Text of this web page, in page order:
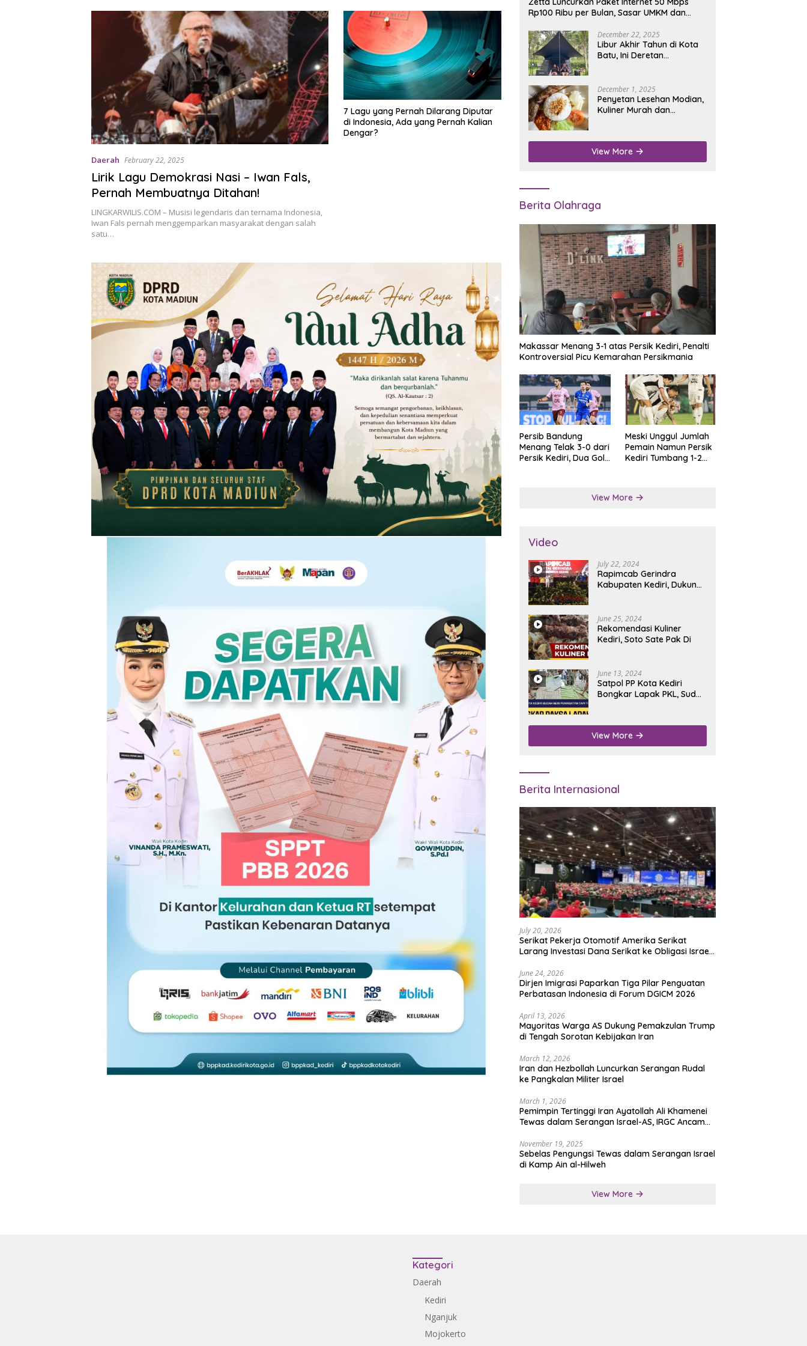
Daerah February 22, 2025
Lirik Lagu Demokrasi Nasi – Iwan Fals,
Pernah Membuatnya Ditahan!
LINGKARWILIS.COM – Musisi legendaris dan ternama Indonesia,
Iwan Fals pernah menggemparkan masyarakat dengan salah
satu…
7 Lagu yang Pernah Dilarang Diputar
di Indonesia, Ada yang Pernah Kalian
Dengar?
Rp100 Ribu per Bulan, Sasar UMKM dan
December 22, 2025
Libur Akhir Tahun di Kota
Batu, Ini Deretan
December 1, 2025
Penyetan Lesehan Modian,
Kuliner Murah dan
Nganjuk
View More
Berita Olahraga
Makassar Menang 3-1 atas Persik Kediri, Penalti
Kontroversial Picu Kemarahan Persikmania
Persib Bandung
Menang Telak 3-0 dari
Persik Kediri, Dua Gol
Meski Unggul Jumlah
Pemain Namun Persik
Kediri Tumbang 1-2
View More
Video
July 22, 2024
Rapimcab Gerindra
Kabupaten Kediri, Dukung
June 25, 2024
Rekomendasi Kuliner
Kediri, Soto Sate Pak Di
June 13, 2024
Satpol PP Kota Kediri
Bongkar Lapak PKL, Sudah
View More
Berita Internasional
July 20, 2026
Serikat Pekerja Otomotif Amerika Serikat
Larang Investasi Dana Serikat ke Obligasi Israel,
June 24, 2026
Dirjen Imigrasi Paparkan Tiga Pilar Penguatan
Perbatasan Indonesia di Forum DGICM 2026
April 13, 2026
Mayoritas Warga AS Dukung Pemakzulan Trump
di Tengah Sorotan Kebijakan Iran
March 12, 2026
Iran dan Hezbollah Luncurkan Serangan Rudal
ke Pangkalan Militer Israel
March 1, 2026
Pemimpin Tertinggi Iran Ayatollah Ali Khamenei
Tewas dalam Serangan Israel-AS, IRGC Ancam
November 19, 2025
Sebelas Pengungsi Tewas dalam Serangan Israel
di Kamp Ain al-Hilweh
View More
Kategori
Daerah
Kediri
Nganjuk
Mojokerto